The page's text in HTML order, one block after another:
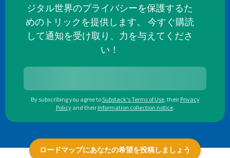
ジタル世界のプライバシーを保護するた
めのトリックを提供します。 今すぐ購読
して通知を受け取り、力を与えてくださ
い！
By subscribing you agree toSubstack's Terms of Use, their Privacy
Policy and their Information collection notice.
ロードマップにあなたの希望を投稿しましょう